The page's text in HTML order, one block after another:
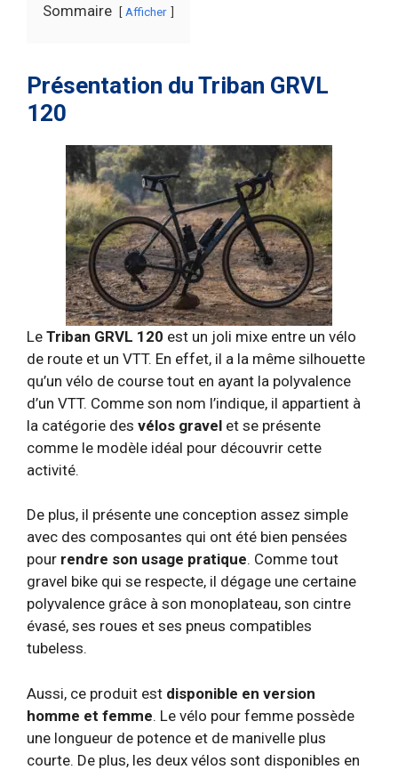
Sommaire Afficher
Présentation du Triban GRVL
120
Le Triban GRVL 120 est un joli mixe entre un vélo
de route et un VTT. En effet, il a la même silhouette
qu’un vélo de course tout en ayant la polyvalence
d’un VTT. Comme son nom l’indique, il appartient à
la catégorie des vélos gravel et se présente
comme le modèle idéal pour découvrir cette
activité.
De plus, il présente une conception assez simple
avec des composantes qui ont été bien pensées
pour rendre son usage pratique. Comme tout
gravel bike qui se respecte, il dégage une certaine
polyvalence grâce à son monoplateau, son cintre
évasé, ses roues et ses pneus compatibles
tubeless.
Aussi, ce produit est disponible en version
homme et femme. Le vélo pour femme possède
une longueur de potence et de manivelle plus
courte. De plus, les deux vélos sont disponibles en